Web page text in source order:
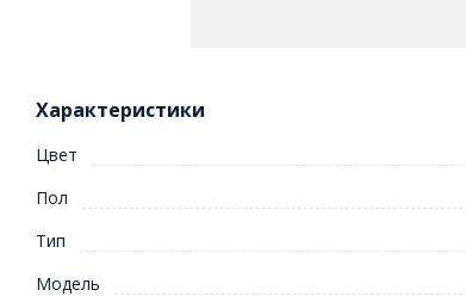
Характеристики
Цвет
Пол
Тип
Модель